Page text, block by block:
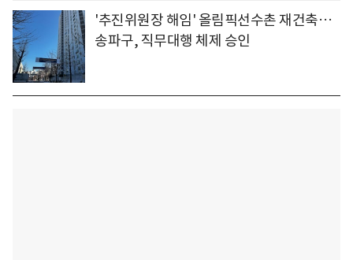
'추진위원장 해임' 올림픽선수촌 재건축…
송파구, 직무대행 체제 승인